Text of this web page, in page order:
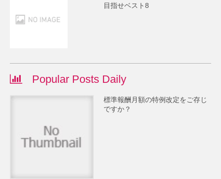
目指せベスト8
Popular Posts Daily
標準報酬月額の特例改定をご存じ
ですか？